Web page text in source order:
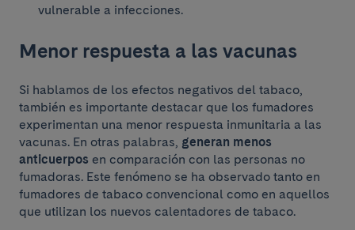
vulnerable a infecciones.
Menor respuesta a las vacunas
Si hablamos de los efectos negativos del tabaco,
también es importante destacar que los fumadores
experimentan una menor respuesta inmunitaria a las
vacunas. En otras palabras, generan menos
anticuerpos en comparación con las personas no
fumadoras. Este fenómeno se ha observado tanto en
fumadores de tabaco convencional como en aquellos
que utilizan los nuevos calentadores de tabaco.